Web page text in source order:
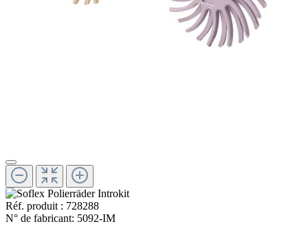
Réf. produit : 728288
N° de fabricant: 5092-IM